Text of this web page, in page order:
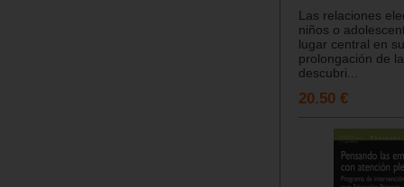
Las relaciones
niños o
lugar central en
prolongación de
descubri...
20.50 €